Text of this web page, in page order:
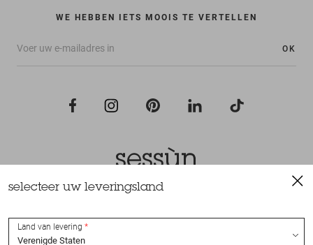
WE HEBBEN IETS MOOIS TE VERTELLEN
OK
Alle rechten voorbehouden Sessùn 2022
selecteer uw leveringsland
Land van levering